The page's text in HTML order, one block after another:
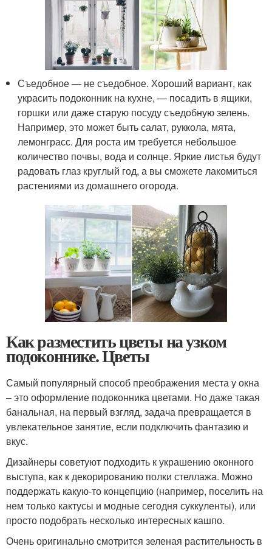
Съедобное — не съедобное. Хороший вариант, как
украсить подоконник на кухне, — посадить в ящики,
горшки или даже старую посуду съедобную зелень.
Например, это может быть салат, руккола, мята,
лемонграсс. Для роста им требуется небольшое
количество почвы, вода и солнце. Яркие листья будут
радовать глаз круглый год, а вы сможете лакомиться
растениями из домашнего огорода.
Как разместить цветы на узком
подоконнике. Цветы
Самый популярный способ преображения места у окна
– это оформление подоконника цветами. Но даже такая
банальная, на первый взгляд, задача превращается в
увлекательное занятие, если подключить фантазию и
вкус.
Дизайнеры советуют подходить к украшению оконного
выступа, как к декорированию полки стеллажа. Можно
поддержать какую-то концепцию (например, поселить на
нем только кактусы и модные сегодня суккуленты), или
просто подобрать несколько интересных кашпо.
Очень оригинально смотрится зеленая растительность в